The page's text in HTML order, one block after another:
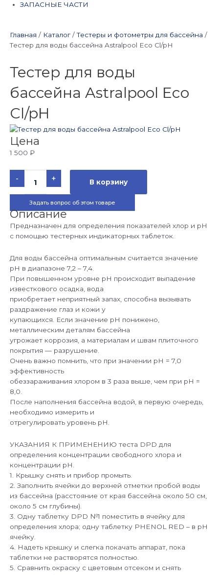
ЗАПАСНЫЕ ЧАСТИ
Главная / Каталог /Тестеры и фотометры для бассейна /
Тестер для воды бассейна Astralpool Eco Cl/pH
Тестер для воды
бассейна Astralpool Eco
Cl/pH
Цена
1 500 ₽
-
Количество
товара
Тестер
бассейна
Astralpool
Eco
Cl/pH
+ В корзину
Задать вопрос об этом товаре
Описание
Предназначен для определения показателей хлор и рН
с помощью тестерных индикаторных таблеток.
Для воды бассейна оптимальным считается значение
рН в диапазоне 7,2 – 7,4.
При повышенном уровне рН происходит выпадение
известкового осадка, вода
приобретает неприятный запах, способна вызывать
раздражение глаз и кожи у
купающихся. Если значение рН понижено,
металлическим деталям бассейна
угрожает коррозия, а материалам и швам плиточного
покрытия — разрушение.
Очень важно помнить, что при значении рН = 7,0
эффективность
обеззараживания хлором в 3 раза выше, чем при рН =
8,0.
После наполнения бассейна водой, в первую очередь,
необходимо измерить и
отрегулировать уровень рН.
УКАЗАНИЯ К ПРИМЕНЕНИЮ теста DPD для
определения концентрации свободного хлора и
концентрации pH.
1. Крышку снять и прибор промыть.
2. Заполнить ячейки до верхней отметки пробой воды
из бассейна (расстояние от края бассейна около 50 см,
около 5 см глубины).
3. Одну таблетку DPD №1 поместить в ячейку для
определения хлора; одну таблетку PHENOL RED – в pH
ячейку.
4. Надеть крышку и слегка покачать аппарат, пока
таблетки не растворятся полностью.
5. Сравнить окраску с цветовым отсеком и снять